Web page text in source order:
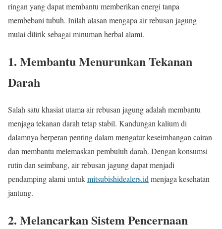
ringan yang dapat membantu memberikan energi tanpa
membebani tubuh. Inilah alasan mengapa air rebusan jagung
mulai dilirik sebagai minuman herbal alami.
1. Membantu Menurunkan Tekanan
Darah
Salah satu khasiat utama air rebusan jagung adalah membantu
menjaga tekanan darah tetap stabil. Kandungan kalium di
dalamnya berperan penting dalam mengatur keseimbangan cairan
dan membantu melemaskan pembuluh darah. Dengan konsumsi
rutin dan seimbang, air rebusan jagung dapat menjadi
pendamping alami untukmitsubishidealers.id menjaga kesehatan
jantung.
2. Melancarkan Sistem Pencernaan